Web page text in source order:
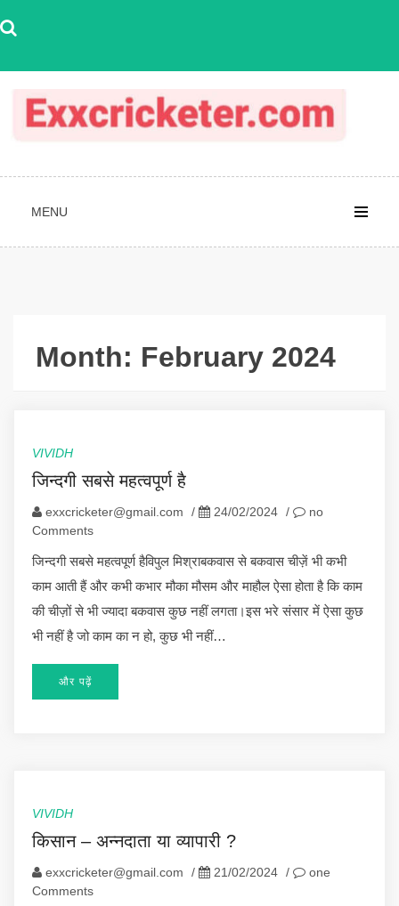
to
MENU
Month: February 2024
VIVIDH
जिन्दगी सबसे महत्वपूर्ण है
exxcricketer@gmail.com / 24/02/2024 /
no
Comments
जिन्दगी सबसे महत्वपूर्ण हैविपुल मिश्राबकवास से बकवास चीज़ें भी कभी
काम आती हैं और कभी कभार मौका मौसम और माहौल ऐसा होता है कि काम
की चीज़ों से भी ज्यादा बकवास कुछ नहीं लगता।इस भरे संसार में ऐसा कुछ
भी नहीं है जो काम का न हो, कुछ भी नहीं…
और पढ़ें
VIVIDH
किसान – अन्नदाता या व्यापारी ?
exxcricketer@gmail.com / 21/02/2024 /
one
Comments